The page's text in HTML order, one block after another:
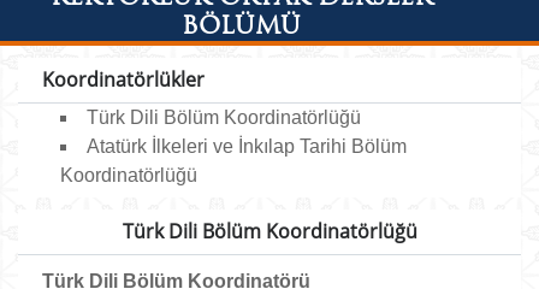
BÖLÜMÜ
Koordinatörlükler
Türk Dili Bölüm Koordinatörlüğü
Atatürk İlkeleri ve İnkılap Tarihi Bölüm
Koordinatörlüğü
Türk Dili Bölüm Koordinatörlüğü
Türk Dili Bölüm Koordinatörü